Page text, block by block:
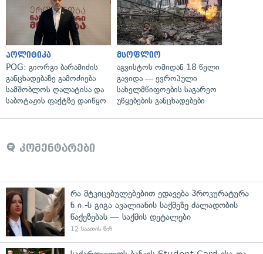
პოლიტიკა
POG: გიორგი ბარამიძის
განცხადებაზე გამოძიება
სამშობლოს ღალატისა და
საბოტაჟის ფაქტზე დაიწყო
მსოფლიო
აგვისტოს ომიდან 18 წელი
გავიდა — ევროპული
სახელმწიფოების საგარეო
უწყებების განცხადებები
კომენტარები
რა მტკიცებულებებით ედავება პროკურატურა
ნ.ი.-ს გიგა ავალიანის საქმეზე ძალადობის
წაქეზებას — საქმის დეტალები
12 საათის წინ